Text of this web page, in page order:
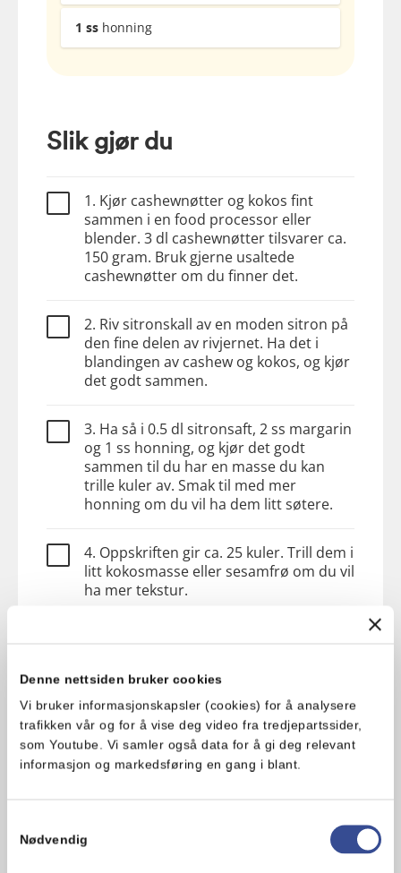
Denne nettsiden bruker cookies
Vi bruker informasjonskapsler (cookies) for å analysere
trafikken vår og for å vise deg video fra tredjepartssider,
som Youtube. Vi samler også data for å gi deg relevant
informasjon og markedsføring en gang i blant.
Nødvendig
1 ss honning
Slik gjør du
1. Kjør cashewnøtter og kokos fint
sammen i en food processor eller
blender. 3 dl cashewnøtter tilsvarer ca.
150 gram. Bruk gjerne usaltede
cashewnøtter om du finner det.
2. Riv sitronskall av en moden sitron på
den fine delen av rivjernet. Ha det i
blandingen av cashew og kokos, og kjør
det godt sammen.
3. Ha så i 0.5 dl sitronsaft, 2 ss margarin
og 1 ss honning, og kjør det godt
sammen til du har en masse du kan
trille kuler av. Smak til med mer
honning om du vil ha dem litt søtere.
4. Oppskriften gir ca. 25 kuler. Trill dem i
litt kokosmasse eller sesamfrø om du vil
ha mer tekstur.
kjøleskapet holder de seg i ca. 1 uke.
Ha med noen i en liten boks i veska
på jobb, snacks å spise på vei hjem